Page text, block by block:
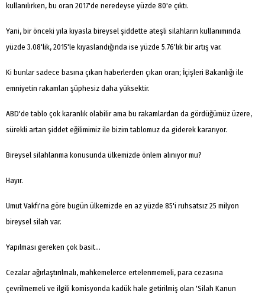
kullanılırken, bu oran 2017'de neredeyse yüzde 80'e çıktı.
Yani, bir önceki yıla kıyasla bireysel şiddette ateşli silahların kullanımında
yüzde 3.08'lik, 2015'le kıyaslandığında ise yüzde 5.76'lık bir artış var.
Ki bunlar sadece basına çıkan haberlerden çıkan oran; İçişleri Bakanlığı ile
emniyetin rakamları şüphesiz daha yüksektir.
ABD'de tablo çok karanlık olabilir ama bu rakamlardan da gördüğümüz üzere,
sürekli artan şiddet eğilimimiz ile bizim tablomuz da giderek kararıyor.
Bireysel silahlanma konusunda ülkemizde önlem alınıyor mu?
Hayır.
Umut Vakfı'na göre bugün ülkemizde en az yüzde 85'i ruhsatsız 25 milyon
bireysel silah var.
Yapılması gereken çok basit...
Cezalar ağırlaştırılmalı, mahkemelerce ertelenmemeli, para cezasına
çevrilmemeli ve ilgili komisyonda kadük hale getirilmiş olan 'Silah Kanun